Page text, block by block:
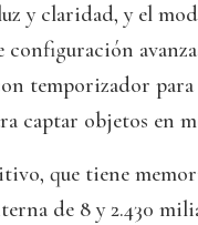
y claridad, y el
temporizador para
captar objetos en
que tiene
de 8 y 2.430